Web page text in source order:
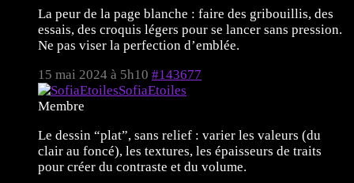
La peur de la page blanche : faire des gribouillis, des
essais, des croquis légers pour se lancer sans pression.
Ne pas viser la perfection d’emblée.
15 mai 2024 à 5h10 #143677
SofiaEtoiles
Membre
Le dessin “plat”, sans relief : varier les valeurs (du
clair au foncé), les textures, les épaisseurs de traits
pour créer du contraste et du volume.